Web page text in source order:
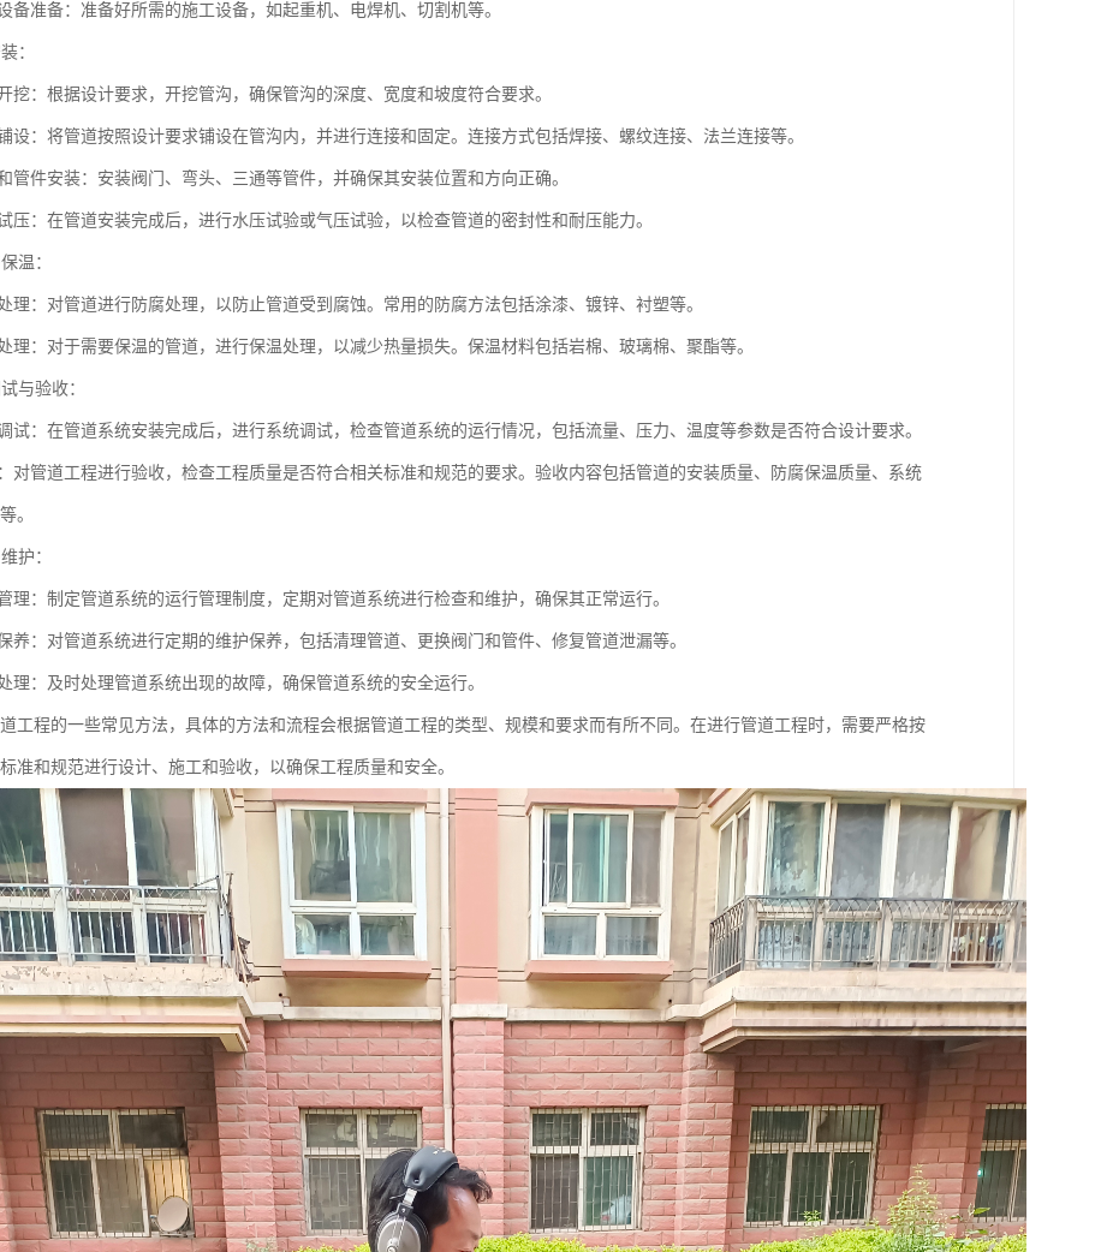
准备：准备好所需的施工设备，如起重机、电焊机、切割机等。
：
：根据设计要求，开挖管沟，确保管沟的深度、宽度和坡度符合要求。
：将管道按照设计要求铺设在管沟内，并进行连接和固定。连接方式包括焊接、螺纹连接、法兰连接等。
件安装：安装阀门、弯头、三通等管件，并确保其安装位置和方向正确。
：在管道安装完成后，进行水压试验或气压试验，以检查管道的密封性和耐压能力。
温：
：对管道进行防腐处理，以防止管道受到腐蚀。常用的防腐方法包括涂漆、镀锌、衬塑等。
：对于需要保温的管道，进行保温处理，以减少热量损失。保温材料包括岩棉、玻璃棉、聚酯等。
与验收：
：在管道系统安装完成后，进行系统调试，检查管道系统的运行情况，包括流量、压力、温度等参数是否符合设计要求。
管道工程进行验收，检查工程质量是否符合相关标准和规范的要求。验收内容包括管道的安装质量、防腐保温质量、系统
。
护：
：制定管道系统的运行管理制度，定期对管道系统进行检查和维护，确保其正常运行。
：对管道系统进行定期的维护保养，包括清理管道、更换阀门和管件、修复管道泄漏等。
：及时处理管道系统出现的故障，确保管道系统的安全运行。
工程的一些常见方法，具体的方法和流程会根据管道工程的类型、规模和要求而有所不同。在进行管道工程时，需要严格按
准和规范进行设计、施工和验收，以确保工程质量和安全。